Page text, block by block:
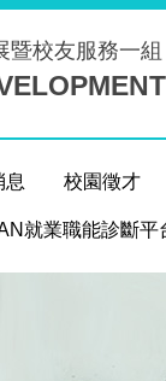
暨校友服務一組
息 校園徵才
就業職能診斷平